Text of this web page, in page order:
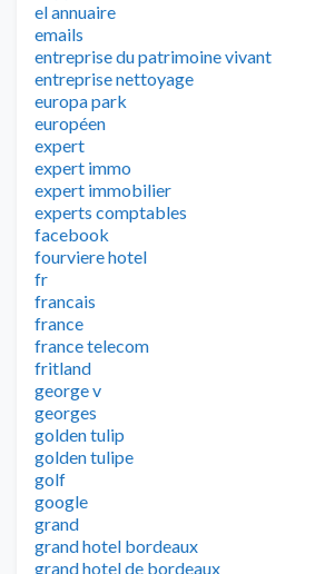
el annuaire
emails
entreprise du patrimoine vivant
entreprise nettoyage
europa park
européen
expert
expert immo
expert immobilier
experts comptables
facebook
fourviere hotel
fr
francais
france
france telecom
fritland
george v
georges
golden tulip
golden tulipe
golf
google
grand
grand hotel bordeaux
grand hotel de bordeaux